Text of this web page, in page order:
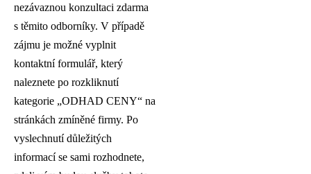
nezávaznou konzultaci zdarma
s těmito odborníky. V případě
zájmu je možné vyplnit
kontaktní formulář, který
naleznete po rozkliknutí
kategorie „ODHAD CENY“ na
stránkách zmíněné firmy. Po
vyslechnutí důležitých
informací se sami rozhodnete,